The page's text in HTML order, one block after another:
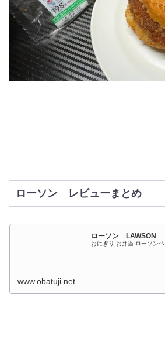
ローソン レビューまとめ
ローソン LAWSON
おにぎり お弁当 ローソン
www.obatuji.net